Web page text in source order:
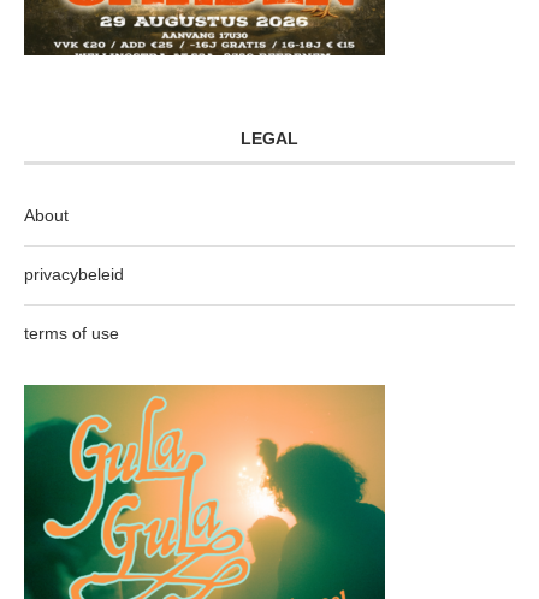
LEGAL
About
privacybeleid
terms of use